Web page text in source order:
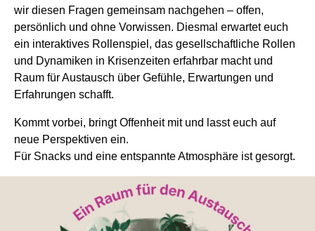
wir diesen Fragen gemeinsam nachgehen – offen,
persönlich und ohne Vorwissen. Diesmal erwartet euch
ein interaktives Rollenspiel, das gesellschaftliche Rollen
und Dynamiken in Krisenzeiten erfahrbar macht und
Raum für Austausch über Gefühle, Erwartungen und
Erfahrungen schafft.
Kommt vorbei, bringt Offenheit mit und lasst euch auf
neue Perspektiven ein.
Für Snacks und eine entspannte Atmosphäre ist gesorgt.